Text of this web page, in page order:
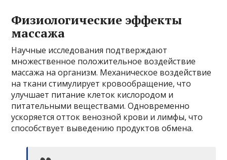
Физиологические эффекты
массажа
Научные исследования подтверждают
множественное положительное воздействие
массажа на организм. Механическое воздействие
на ткани стимулирует кровообращение, что
улучшает питание клеток кислородом и
питательными веществами. Одновременно
ускоряется отток венозной крови и лимфы, что
способствует выведению продуктов обмена.